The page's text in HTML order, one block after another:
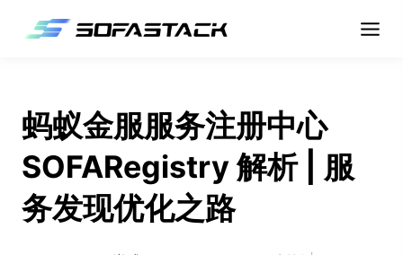
蚂蚁金服服务注册中心
SOFARegistry 解析 | 服
务发现优化之路